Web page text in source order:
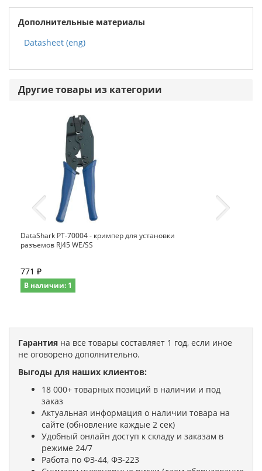
Дополнительные материалы
Datasheet (eng)
Другие товары из категории
DataShark PT-70004 - кримпер для установки
разъемов RJ45 WE/SS
771 ₽
В наличии: 1
Гарантия на все товары составляет 1 год, если иное
не оговорено дополнительно.
Выгоды для наших клиентов:
18 000+ товарных позиций в наличии и под
заказ
Актуальная информация о наличии товара на
сайте (обновление каждые 2 сек)
Удобный онлайн доступ к складу и заказам в
режиме 24/7
Работа по ФЗ-44, ФЗ-223